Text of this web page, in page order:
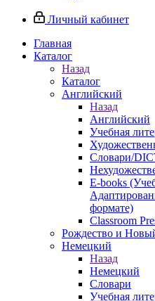
Личный кабинет
Главная
Каталог
Назад
Каталог
Английский
Назад
Английский
Учебная
Словари/
E-books
формате)
Classroom
Рождество и
Немецкий
Назад
Немецкий
Словари
Учебная